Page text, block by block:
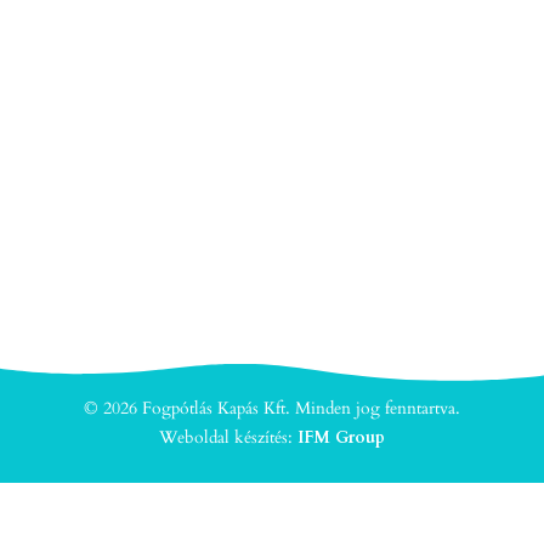
© 2026 Fogpótlás Kapás Kft. Minden jog fenntartva.
Weboldal készítés: IFM Group